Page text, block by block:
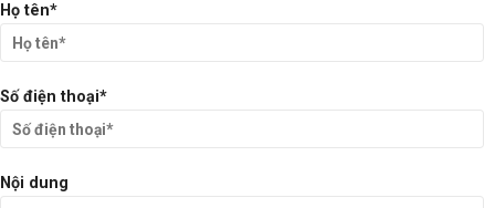
Họ tên*
Số điện thoại*
Nội dung